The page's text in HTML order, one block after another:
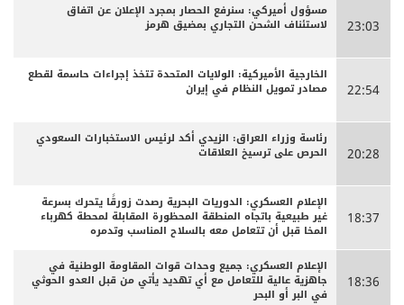
23:03
مسؤول أميركي: سنرفع الحصار بمجرد الإعلان عن اتفاق
لاستئناف الشحن التجاري بمضيق هرمز
22:54
الخارجية الأميركية: الولايات المتحدة تتخذ إجراءات حاسمة لقطع
مصادر تمويل النظام في إيران
20:28
رئاسة وزراء العراق: الزيدي أكد لرئيس الاستخبارات السعودي
الحرص على ترسيخ العلاقات
18:37
الإعلام العسكري: الدوريات البحرية رصدت زورقًا يتحرك بسرعة
غير طبيعية باتجاه المنطقة المحظورة المقابلة لمحطة كهرباء
المخا قبل أن تتعامل معه بالسلاح المناسب وتدمره
18:36
الإعلام العسكري: جميع وحدات قوات المقاومة الوطنية في
جاهزية عالية للتعامل مع أي تهديد يأتي من قبل العدو الحوثي
في البر أو البحر